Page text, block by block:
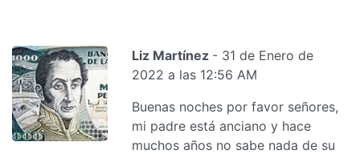
Liz Martínez - 31 de Enero de
2022 a las 12:56 AM
Buenas noches por favor señores,
mi padre está anciano y hace
muchos años no sabe nada de su